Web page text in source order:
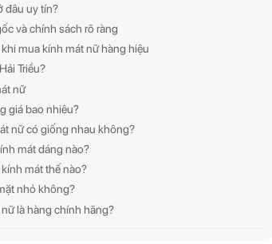
đâu uy tín?
và chính sách rõ ràng
mua kính mát nữ hàng hiệu
Triều?
nữ
giá bao nhiêu?
nữ có giống nhau không?
mát dáng nào?
mát thế nào?
nhỏ không?
là hàng chính hãng?